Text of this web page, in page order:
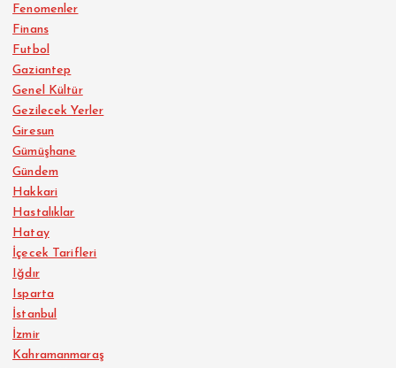
Fenomenler
Finans
Futbol
Gaziantep
Genel Kültür
Gezilecek Yerler
Giresun
Gümüşhane
Gündem
Hakkari
Hastalıklar
Hatay
İçecek Tarifleri
Iğdır
Isparta
İstanbul
İzmir
Kahramanmaraş